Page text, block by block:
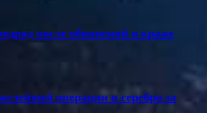
после обвинений в краже
операции и серебро за